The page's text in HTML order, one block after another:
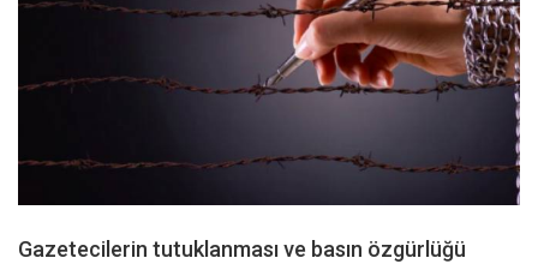
Gazetecilerin tutuklanması ve basın özgürlüğü